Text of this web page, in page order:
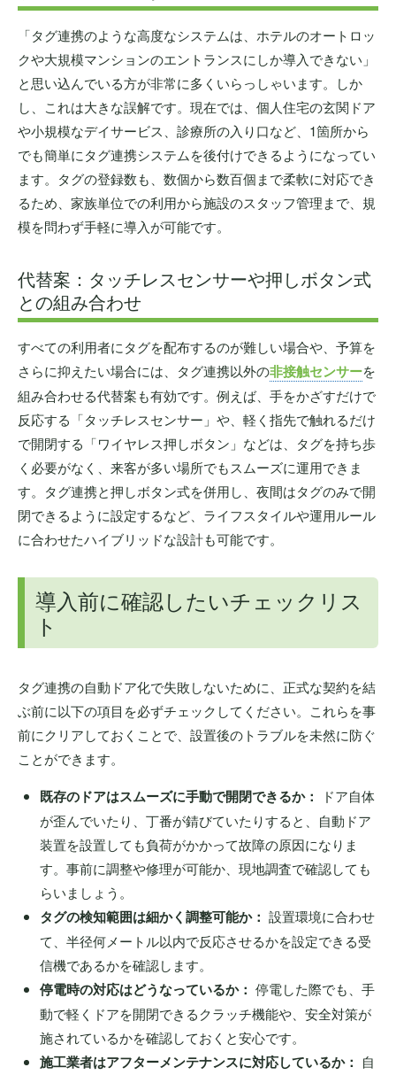
「タグ連携のような高度なシステムは、ホテルのオートロッ
クや大規模マンションのエントランスにしか導入できない」
と思い込んでいる方が非常に多くいらっしゃいます。しか
し、これは大きな誤解です。現在では、個人住宅の玄関ドア
や小規模なデイサービス、診療所の入り口など、1箇所から
でも簡単にタグ連携システムを後付けできるようになってい
ます。タグの登録数も、数個から数百個まで柔軟に対応でき
るため、家族単位での利用から施設のスタッフ管理まで、規
模を問わず手軽に導入が可能です。
代替案：タッチレスセンサーや押しボタン式
との組み合わせ
すべての利用者にタグを配布するのが難しい場合や、予算を
さらに抑えたい場合には、タグ連携以外の非接触センサーを
組み合わせる代替案も有効です。例えば、手をかざすだけで
反応する「タッチレスセンサー」や、軽く指先で触れるだけ
で開閉する「ワイヤレス押しボタン」などは、タグを持ち歩
く必要がなく、来客が多い場所でもスムーズに運用できま
す。タグ連携と押しボタン式を併用し、夜間はタグのみで開
閉できるように設定するなど、ライフスタイルや運用ルール
に合わせたハイブリッドな設計も可能です。
導入前に確認したいチェックリス
ト
タグ連携の自動ドア化で失敗しないために、正式な契約を結
ぶ前に以下の項目を必ずチェックしてください。これらを事
前にクリアしておくことで、設置後のトラブルを未然に防ぐ
ことができます。
既存のドアはスムーズに手動で開閉できるか：
ドア自体
が歪んでいたり、丁番が錆びていたりすると、自動ドア
装置を設置しても負荷がかかって故障の原因になりま
す。事前に調整や修理が可能か、現地調査で確認しても
らいましょう。
タグの検知範囲は細かく調整可能か： 設置環境に合わせ
て、半径何メートル以内で反応させるかを設定できる受
信機であるかを確認します。
停電時の対応はどうなっているか： 停電した際でも、手
動で軽くドアを開閉できるクラッチ機能や、安全対策が
施されているかを確認しておくと安心です。
施工業者はアフターメンテナンスに対応しているか： 自